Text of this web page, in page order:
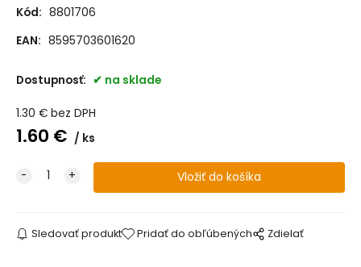
Kód: 8801706
EAN: 8595703601620
Dostupnosť: na sklade
1.30 € bez DPH
1.60 € ks
Sledovať produkt Pridať do obľúbených Zdielať